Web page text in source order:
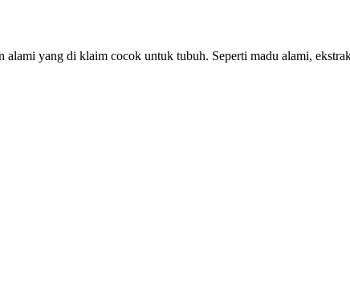
yang di klaim cocok untuk tubuh. Seperti madu alami,